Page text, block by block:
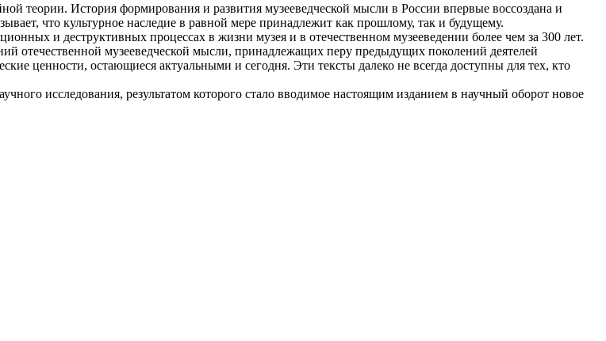
теории. История формирования и развития музееведческой мысли в России впервые воссоздана и
что культурное наследие в равной мере принадлежит как прошлому, так и будущему.
и деструктивных процессах в жизни музея и в отечественном музееведении более чем за 300 лет.
отечественной музееведческой мысли, принадлежащих перу предыдущих поколений деятелей
ценности, остающиеся актуальными и сегодня. Эти тексты далеко не всегда доступны для тех, кто
исследования, результатом которого стало вводимое настоящим изданием в научный оборот новое